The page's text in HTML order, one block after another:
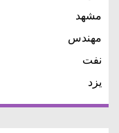
مشهد
مهندس
نفت
یزد